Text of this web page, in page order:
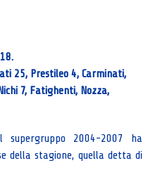
25, Prestileo 4, Carminati,
7, Fatighenti, Nozza,
2004-2007 ha
della stagione, quella detta di